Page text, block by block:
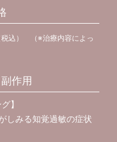
税込） （※治療内容によっ
作用
】
しみる知覚過敏の症状